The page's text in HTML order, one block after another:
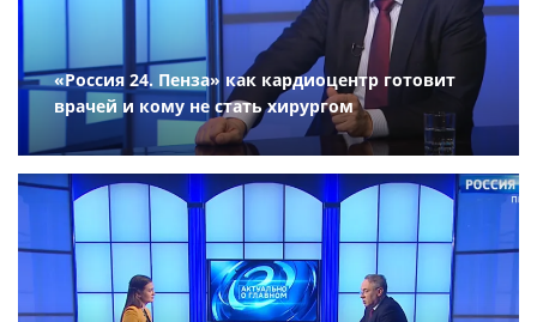
«Россия 24. Пенза» как кардиоцентр готовит
врачей и кому не стать хирургом